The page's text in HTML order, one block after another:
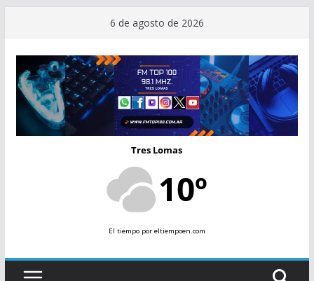
contenido
6 de agosto de 2026
Tres Lomas
10º
El tiempopor eltiempoen.com